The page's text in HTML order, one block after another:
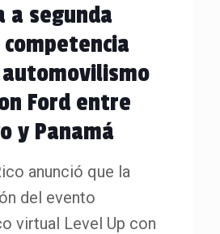
a segunda
Ford entre
y Panamá
anunció que la
del evento
virtual Level Up con